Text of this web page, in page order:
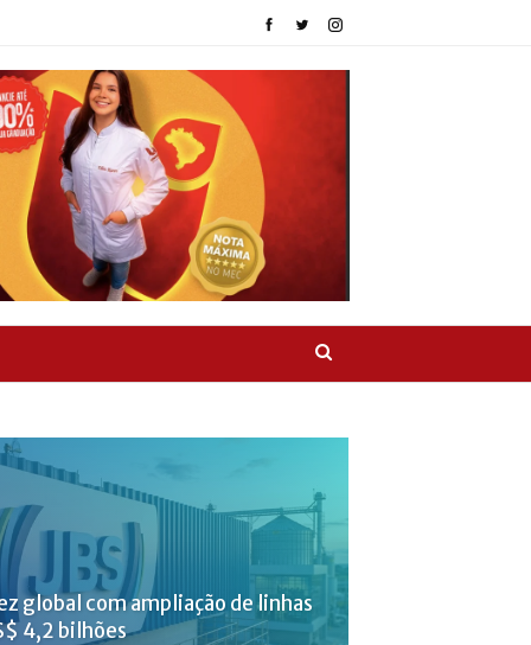
global com ampliação de linhas
4,2 bilhões